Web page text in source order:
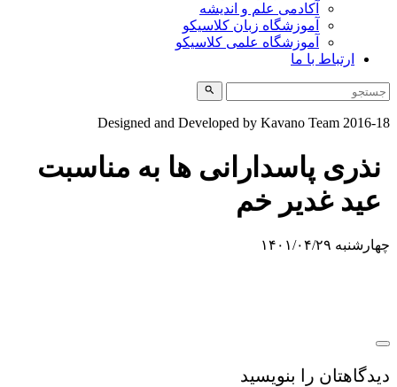
آکادمی علم و اندیشه
آموزشگاه زبان کلاسیکو
آموزشگاه علمی کلاسیکو
ارتباط با ما
Designed and Developed by Kavano Team 2016-
نذری پاسدارانی ها به مناسبت
عید غدیر خم
۱۴۰۱/۰۴/۲۹
را بنویسید